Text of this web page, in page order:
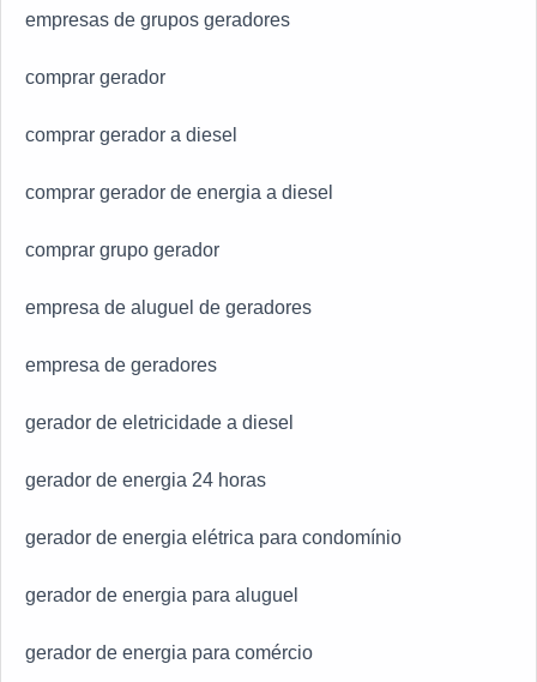
empresas de grupos geradores
comprar gerador
comprar gerador a diesel
comprar gerador de energia a diesel
comprar grupo gerador
empresa de aluguel de geradores
empresa de geradores
gerador de eletricidade a diesel
gerador de energia 24 horas
gerador de energia elétrica para condomínio
gerador de energia para aluguel
gerador de energia para comércio